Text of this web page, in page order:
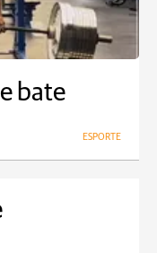
bate
ESPORTE